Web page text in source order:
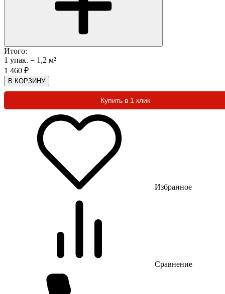
Итого:
1 упак. = 1,2 м²
1 460 ₽
В КОРЗИНУ
Купить в 1 клик
Избранное
Сравнение